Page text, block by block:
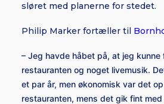
sløret med planerne for stedet.
Philip Marker fortæller til
– Jeg havde håbet på, at jeg kunne
restauranten og noget livemusik.
et par år, men økonomisk var det
restauranten, mens det gik fint